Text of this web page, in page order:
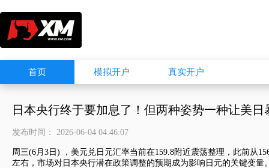
首页 模拟开户 真实开户
日本央行终于要加息了！但两种姿势一种让美日
发布时间： 2026-06-04 04:46:07
周三(6月3日) ， 美元兑日元汇率当前在159.8附近震荡整理，此前从
左右，市场对日本央行潜在政策调整的预期成为影响日元的关键变量